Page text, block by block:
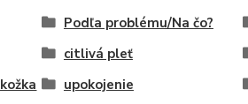
Podľa problému/Na čo?
citlivá pleť
upokojenie